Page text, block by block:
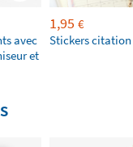
avec
et
1,95 €
Stickers citation